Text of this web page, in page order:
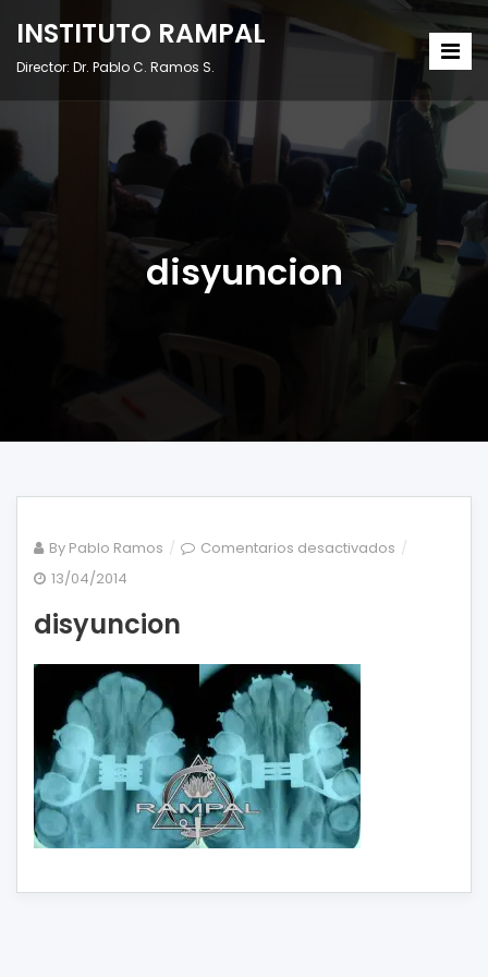
INSTITUTO RAMPAL
Director: Dr. Pablo C. Ramos S.
disyuncion
By Pablo Ramos Comentarios desactivados en
13/04/2014
disyuncion